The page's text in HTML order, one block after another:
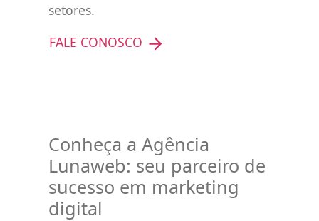
setores.
FALE CONOSCO
Conheça a Agência
Lunaweb: seu parceiro de
sucesso em marketing
digital